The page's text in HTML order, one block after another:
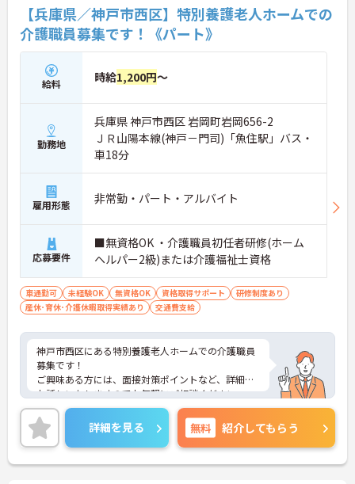
【兵庫県／神戸市西区】特別養護老人ホームでの
介護職員募集です！《パート》
給料 時給1,200円～
勤務地
兵庫県 神戸市西区 岩岡町岩岡656-2
ＪＲ山陽本線(神戸－門司)「魚住駅」バス・
車18分
雇用形態 非常勤・パート・アルバイト
応募要件
■無資格OK ・介護職員初任者研修(ホーム
ヘルパー2級)または介護福祉士資格
車通勤可 未経験OK 無資格OK 資格取得サポート
研修制度あり
産休･育休･介護休暇取得実績あり
交通費支給
神戸市西区にある特別養護老人ホームでの介護職員
募集です！
ご興味ある方には、面接対策ポイントなど、詳細を
お話しいたしますのでお気軽にご相談ください。
詳細を見る 無料 紹介してもらう